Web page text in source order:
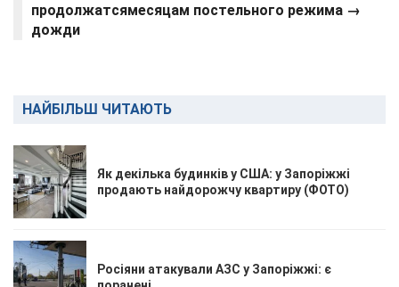
продолжатся
дожди
месяцам постельного режима →
НАЙБІЛЬШ ЧИТАЮТЬ
Як декілька будинків у США: у Запоріжжі
продають найдорожчу квартиру (ФОТО)
Росіяни атакували АЗС у Запоріжжі: є